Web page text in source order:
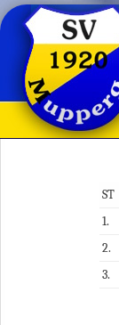
ST
1.
2.
3.